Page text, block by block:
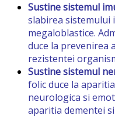
Sustine sistemul
slabirea sistemului
megaloblastice.
duce la prevenirea
rezistentei
Sustine sistemul
folic duce la
neurologica si
aparitia dementei